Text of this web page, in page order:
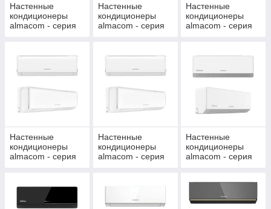
Настенные
кондиционеры
almacom - серия
Настенные
кондиционеры
almacom - серия
Настенные
кондиционеры
almacom - серия
Настенные
кондиционеры
almacom - серия
Настенные
кондиционеры
almacom - серия
2026 NEW!
Настенные
кондиционеры
almacom - серия
WIND) WI-FI 2026